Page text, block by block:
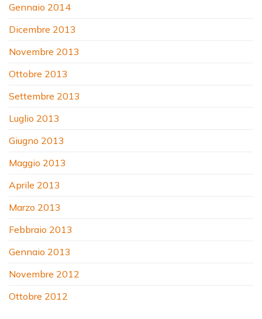
Gennaio 2014
Dicembre 2013
Novembre 2013
Ottobre 2013
Settembre 2013
Luglio 2013
Giugno 2013
Maggio 2013
Aprile 2013
Marzo 2013
Febbraio 2013
Gennaio 2013
Novembre 2012
Ottobre 2012